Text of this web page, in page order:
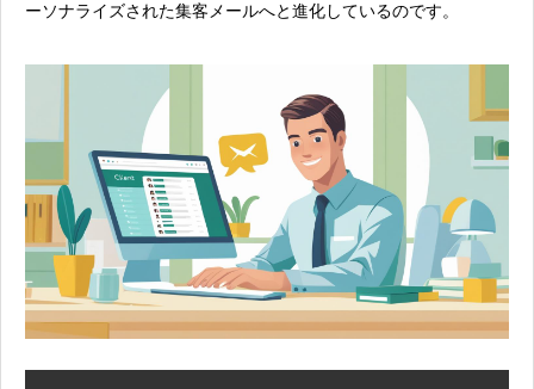
ーソナライズされた集客メールへと進化しているのです。